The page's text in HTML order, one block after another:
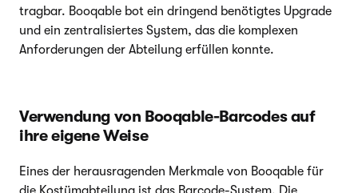
tragbar. Booqable bot ein dringend benötigtes Upgrade
und ein zentralisiertes System, das die komplexen
Anforderungen der Abteilung erfüllen konnte.
Verwendung von Booqable-Barcodes auf
ihre eigene Weise
Eines der herausragenden Merkmale von Booqable für